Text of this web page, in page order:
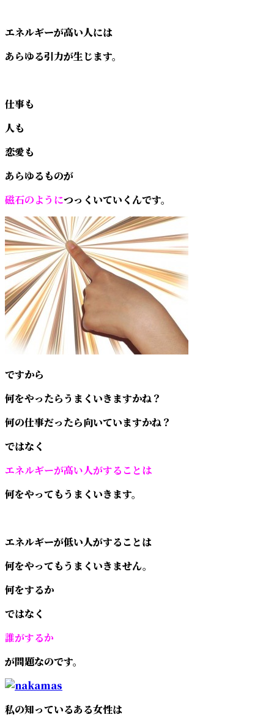
エネルギーが高い人には
あらゆる引力が生じます。
仕事も
人も
恋愛も
あらゆるものが
磁石のようにつっくいていくんです。
ですから
何をやったらうまくいきますかね？
何の仕事だったら向いていますかね？
ではなく
エネルギーが高い人がすることは
何をやってもうまくいきます。
エネルギーが低い人がすることは
何をやってもうまくいきません。
何をするか
ではなく
誰がするか
が問題なのです。
私の知っているある女性は